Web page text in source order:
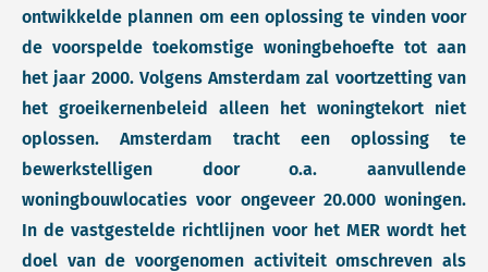
ontwikkelde plannen om een oplossing te vinden voor
de voorspelde toekomstige woningbehoefte tot aan
het jaar 2000. Volgens Amsterdam zal voortzetting van
het groeikernenbeleid alleen het woningtekort niet
oplossen. Amsterdam tracht een oplossing te
bewerkstelligen door o.a. aanvullende
woningbouwlocaties voor ongeveer 20.000 woningen.
In de vastgestelde richtlijnen voor het MER wordt het
doel van de voorgenomen activiteit omschreven als